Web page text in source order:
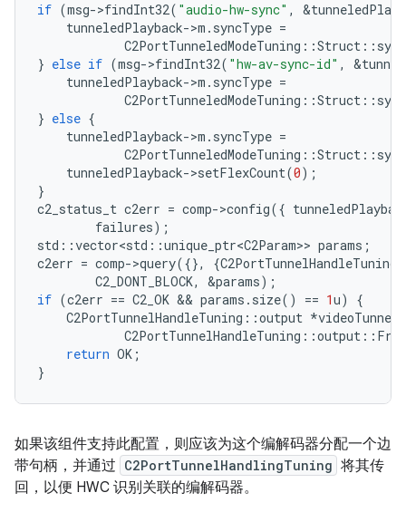
if (msg->findInt32( "audio-hw-sync" , &
tunneledPlayback->m . syncType =
C2PortTunneledModeTuning ::Struct ::
} else if (msg->findInt32( "hw-av-sync-id" , &
tunneledPlayback->m . syncType =
C2PortTunneledModeTuning ::Struct ::
} else {
tunneledPlayback->m . syncType =
C2PortTunneledModeTuning ::Struct ::
tunneledPlayback->setFlexCount(0);
}
c2_status_t c2err = comp->config({
failures);
std ::vector<std ::unique_ptr<C2Param>> params ;
c2err = comp->query({}, {C2PortTunnelHandleTuning
C2_DONT_BLOCK, &params);
if (c2err == C2_OK && params . size() == 1u)
{
C2PortTunnelHandleTuning ::output *
C2PortTunnelHandleTuning ::output ::
return OK ;
}
如果该组件支持此配置，则应该为这个编解码器分配一个边
带句柄，并通过 C2PortTunnelHandlingTuning 将其传
回，以便 HWC 识别关联的编解码器。